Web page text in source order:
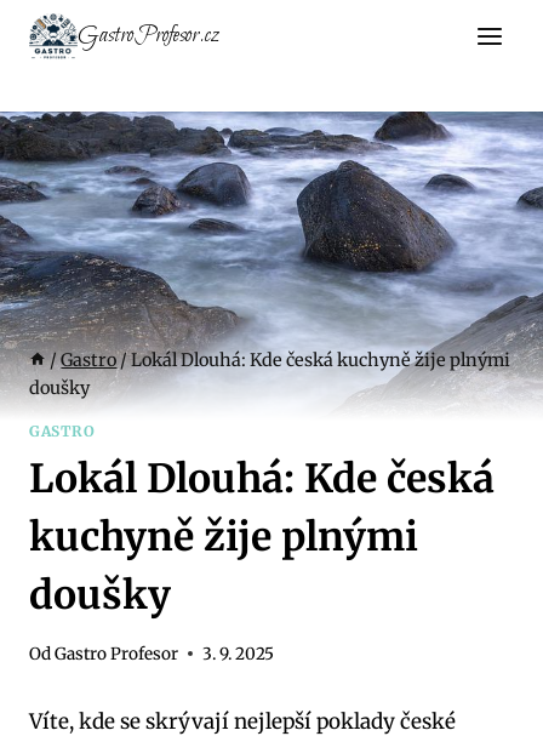
Přeskočit
GastroProfesor.cz
/Gastro/Lokál Dlouhá: Kde česká kuchyně žije plnými
doušky
GASTRO
Lokál Dlouhá: Kde česká
kuchyně žije plnými
doušky
OdGastro Profesor 3. 9. 2025
Víte, kde se skrývají nejlepší poklady české